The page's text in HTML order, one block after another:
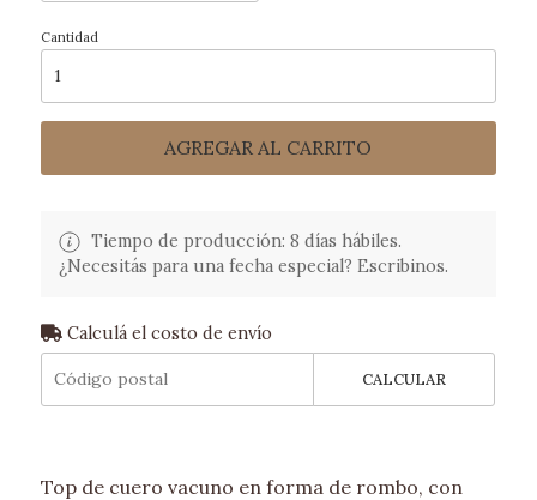
Cantidad
AGREGAR AL CARRITO
Tiempo de producción: 8 días hábiles.
¿Necesitás para una fecha especial? Escribinos.
Calculá el costo de envío
CALCULAR
Top de cuero vacuno en forma de rombo, con